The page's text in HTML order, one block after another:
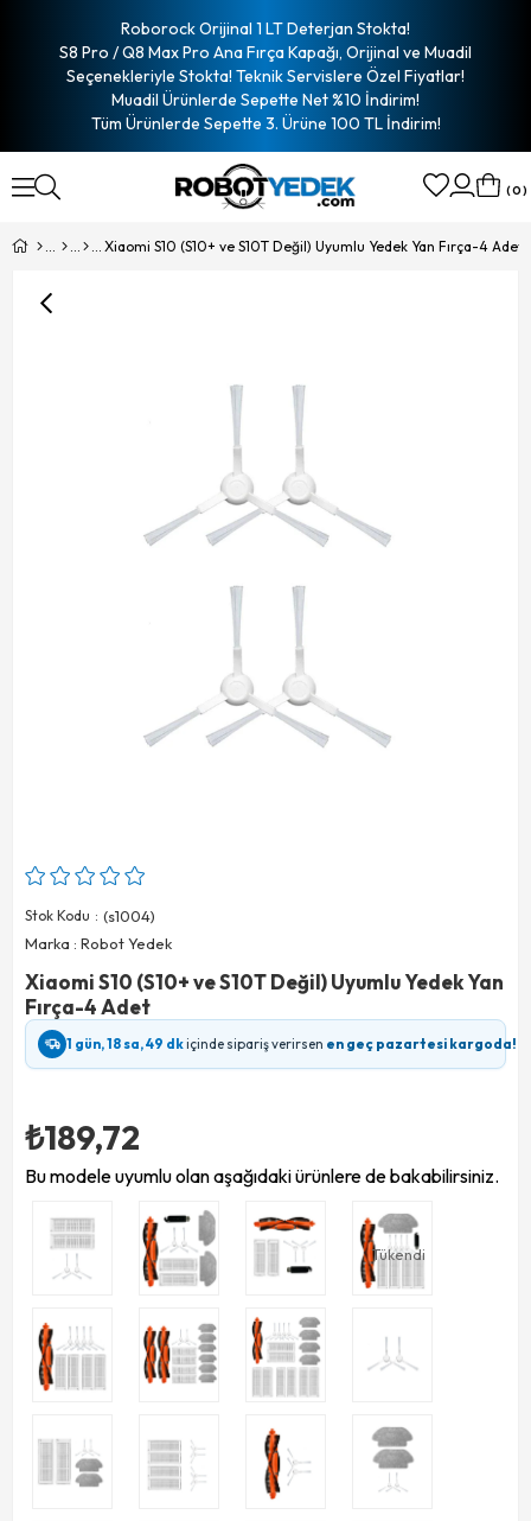
Roborock Orijinal 1 LT Deterjan Stokta!
S8 Pro / Q8 Max Pro Ana Fırça Kapağı, Orijinal ve Muadil
Seçenekleriyle Stokta! Teknik Servislere Özel Fiyatlar!
Muadil Ürünlerde Sepette Net %10 İndirim!
Tüm Ürünlerde Sepette 3. Ürüne 100 TL İndirim!
0
Xiaomi S10 (S10+ ve S10T Değil) Uyumlu Yedek Yan Fırça-4 Adet
Stok Kodu
(s1004)
Marka : Robot Yedek
Xiaomi S10 (S10+ ve S10T Değil) Uyumlu Yedek Yan
Fırça-4 Adet
1 gün, 18 sa, 49 dkiçinde sipariş verirsen en geç pazartesi kargoda!
₺189,72
Bu modele uyumlu olan aşağıdaki ürünlere de bakabilirsiniz.
Tükendi